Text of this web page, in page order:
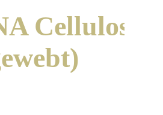
Cellulose